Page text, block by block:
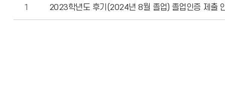
1 2023학년도 후기(2024년 8월 졸업) 졸업인증 제출